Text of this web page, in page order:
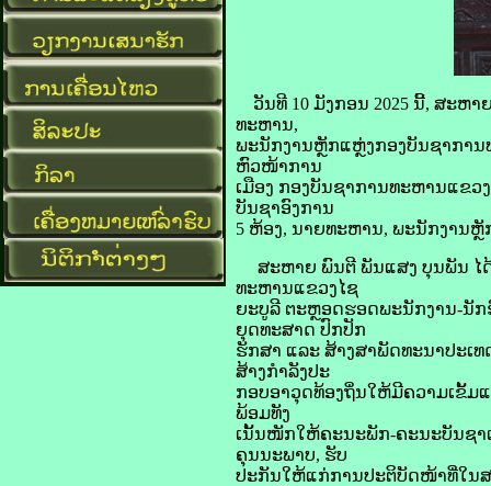
ວັນທີ 10 ມັງກອນ 2025 ນີ້, ສະ
ທະຫານ,
ພະນັກງານຫຼັກແຫຼ່ງກອງບັນຊາການ
ຫົວໜ້າການ
ເມືອງ ກອງບັນຊາການທະຫານແຂ
ບັນຊາອົງການ
5 ຫ້ອງ, ນາຍທະຫານ, ພະນັກງານຫຼັ
ສະຫາຍ ພົນຕີ ພັນແສງ ບຸນພັນ ໄ
ທະຫານແຂວງໄຊ
ຍະບູລີ ຕະຫຼອດຮອດພະນັກງານ-ນັ
ຍຸດທະສາດ ປົກປັກ
ຮັກສາ ແລະ ສ້າງສາພັດທະນາປະເ
ສ້າງກໍາລັງປະ
ກອບອາວຸດທ້ອງຖິ່ນໃຫ້ມີຄວາມເຂັ້ມ
ພ້ອມທັງ
ເນັ້ນໜັກໃຫ້ຄະນະພັກ-ຄະນະບັນຊາ
ຄຸນນະພາບ, ຮັບ
ປະກັນໃຫ້ແກ່ການປະຕິບັດໜ້າທີ່ໃນ